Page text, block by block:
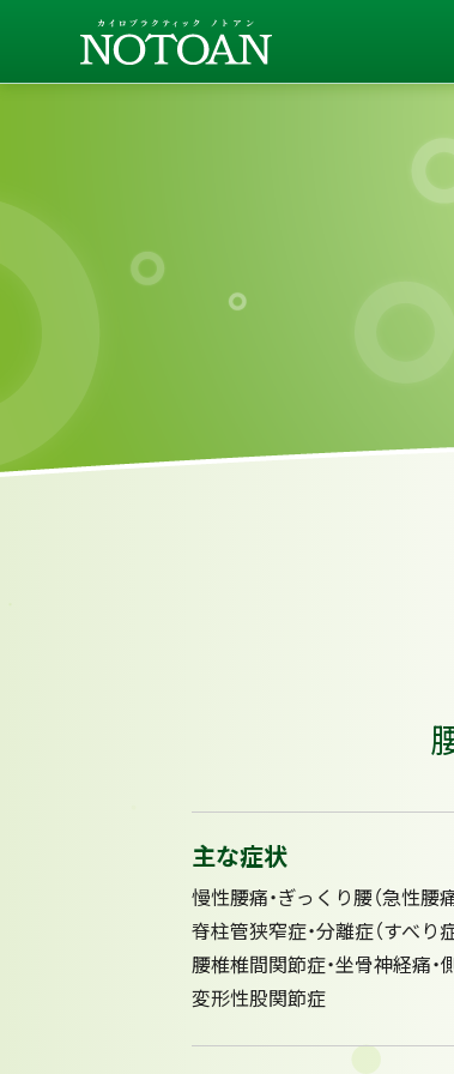
主な症状
慢性腰痛・ぎっくり腰（急性腰痛
脊柱管狭窄症・分離症（すべり症
腰椎椎間関節症・坐骨神経痛・
変形性股関節症